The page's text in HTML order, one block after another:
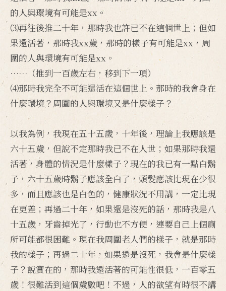
的人與環境有可能是xx。
⑶再往後推二十年，那時我也許已不在這個世上；但如
果還活著，那時我xx歲，那時的樣子有可能是xx，周
圍的人與環境有可能是xx。
……（推到一百歲左右，移到下一項）
⑷那時我完全不可能還活在這個世上。那時的我會身在
什麼環境？周圍的人與環境又是什麼樣子？
以我為例，我現在五十五歲，十年後，理論上我應該是
六十五歲，但說不定那時我已不在人世；如果那時我還
活著，身體的情況是什麼樣子？現在的我已有一點白鬍
子，六十五歲時鬍子應該全白了，頭髮應該比現在少很
多，而且應該也是白色的，健康狀況不用講，一定比現
在更差；再過二十年，如果還是沒死的話，那時我是八
十五歲，牙齒掉光了，行動也不方便，連要自己上個廁
所可能都很困難。現在我周圍老人們的樣子，就是那時
我的樣子；再過二十年，如果還是沒死，我會是什麼樣
子？說實在的，那時我還活著的可能性很低，一百零五
歲！很難活到這個歲數吧！不過，人的欲望有時很不講